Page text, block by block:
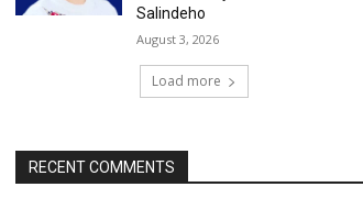
Salindeho
August 3, 2026
Load more
RECENT COMMENTS